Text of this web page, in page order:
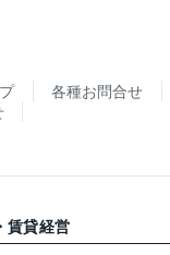
各種お問合せ
賃貸経営